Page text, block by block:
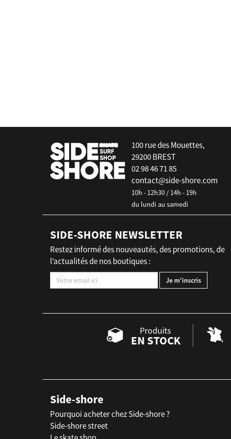
100 rue des Mouettes,
29200 BREST
02 98 46 71 85
contact@side-shore.com
10h - 12h30 / 14h - 19h
du lundi au samedi
SIDE-SHORE NEWSLETTER
Restez informé des nouveautés, des promotions, de
l’actualités de nos boutiques :
Produits
EN STOCK
Side-shore
Pourquoi acheter chez Side-shore ?
Side-shore street